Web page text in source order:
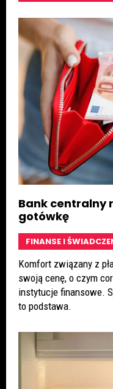
Bank centralny
gotówkę
FINANSE I
Komfort związany z
swoją cenę, o czym
instytucje finansowe.
to podstawa.